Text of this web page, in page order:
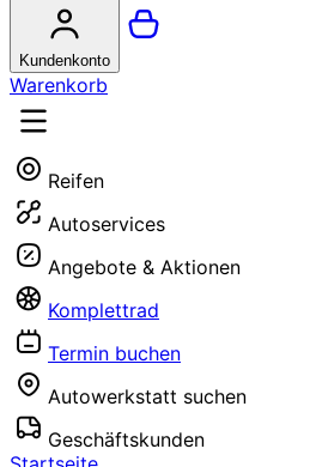
Kundenkonto
Warenkorb
Reifen
Autoservices
Angebote & Aktionen
Komplettrad
Termin buchen
Autowerkstatt suchen
Geschäftskunden